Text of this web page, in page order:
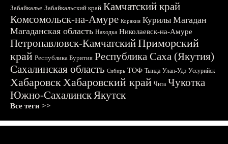
Забайкалье Забайкальский край Камчатский край
Комсомольск-на-Амуре Корякия Курилы Магадан
Магаданская область Находка Николаевск-на-Амуре
Петропавловск-КамчатскийПриморский
край Республика Бурятия Республика Саха (Якутия)
Сахалинская область Сибирь ТОФ Тында Улан-Удэ Уссурийск
ХабаровскХабаровский край Чита Чукотка
Южно-СахалинскЯкутск
Все теги >>